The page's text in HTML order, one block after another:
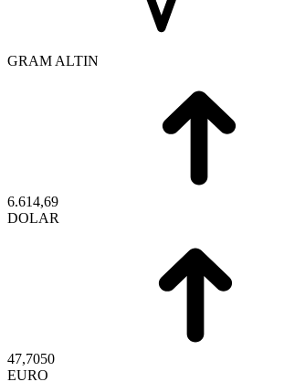
GRAM ALTIN
6.614,69
DOLAR
47,7050
EURO